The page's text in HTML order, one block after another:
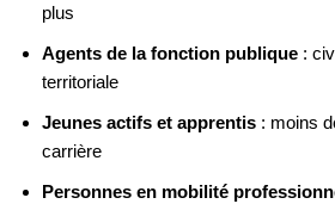
plus
Agents de la fonction publique :
territoriale
Jeunes actifs et apprentis : moins
carrière
Personnes en mobilité